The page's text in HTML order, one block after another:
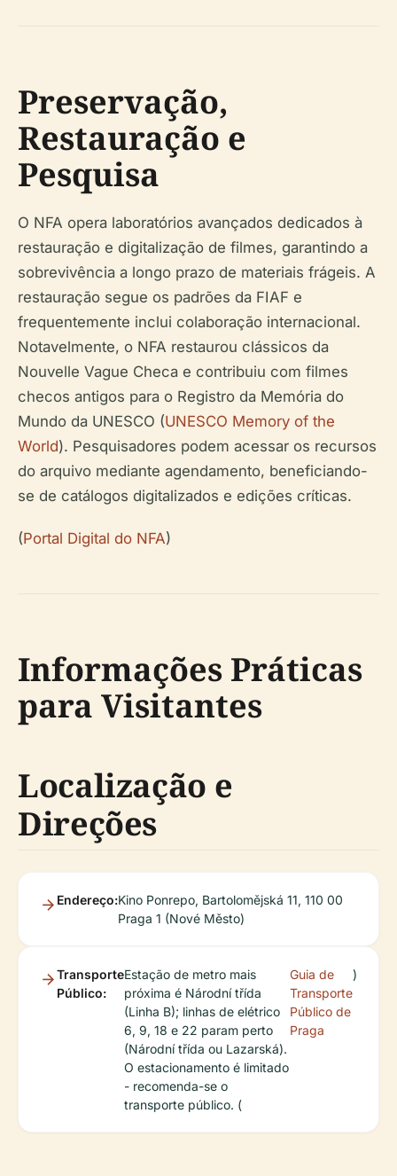
Preservação,
Restauração e
Pesquisa
O NFA opera laboratórios avançados dedicados à
restauração e digitalização de filmes, garantindo a
sobrevivência a longo prazo de materiais frágeis. A
restauração segue os padrões da FIAF e
frequentemente inclui colaboração internacional.
Notavelmente, o NFA restaurou clássicos da
Nouvelle Vague Checa e contribuiu com filmes
checos antigos para o Registro da Memória do
Mundo da UNESCO (UNESCO Memory of the
World). Pesquisadores podem acessar os recursos
do arquivo mediante agendamento, beneficiando-
se de catálogos digitalizados e edições críticas.
(Portal Digital do NFA)
Informações Práticas
para Visitantes
Localização e
Direções
Endereço:Kino Ponrepo, Bartolomějská 11, 110 00
Praga 1 (Nové Město)
Transporte
Público:
Estação de metro mais
próxima é Národní třída
(Linha B); linhas de elétrico
6, 9, 18 e 22 param perto
(Národní třída ou Lazarská).
O estacionamento é limitado
- recomenda-se o
transporte público. (
Guia de
Transporte
Público de
Praga
)